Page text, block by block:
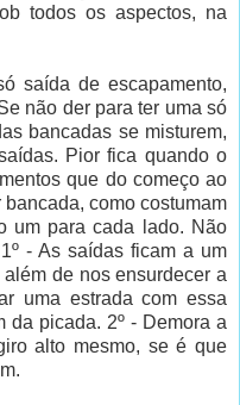
todos os aspectos, na
saída de escapamento,
não der para ter uma só
bancadas se misturem,
Pior fica quando o
que do começo ao
como costumam
um para cada lado. Não
- As saídas ficam a um
de nos ensurdecer a
uma estrada com essa
da picada. 2º - Demora a
alto mesmo, se é que